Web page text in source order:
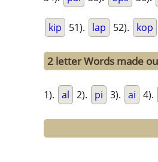
kip 51). lap 52). kop
2 letter Words made
1). al 2). pi 3). ai 4).